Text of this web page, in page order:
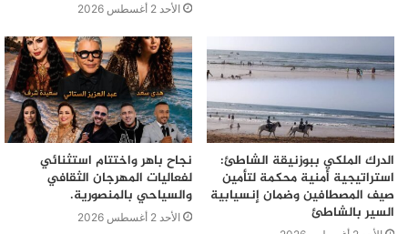
الأحد 2 أغسطس 2026
الدرك الملكي ببوزنيقة الشاطئ:
استراتيجية أمنية محكمة لتأمين
صيف المصطافين وضمان إنسيابية
السير بالشاطئ
نجاح باهر واختتام استثنائي
لفعاليات المهرجان الثقافي
والسياحي بالمنصورية.
الأحد 2 أغسطس 2026